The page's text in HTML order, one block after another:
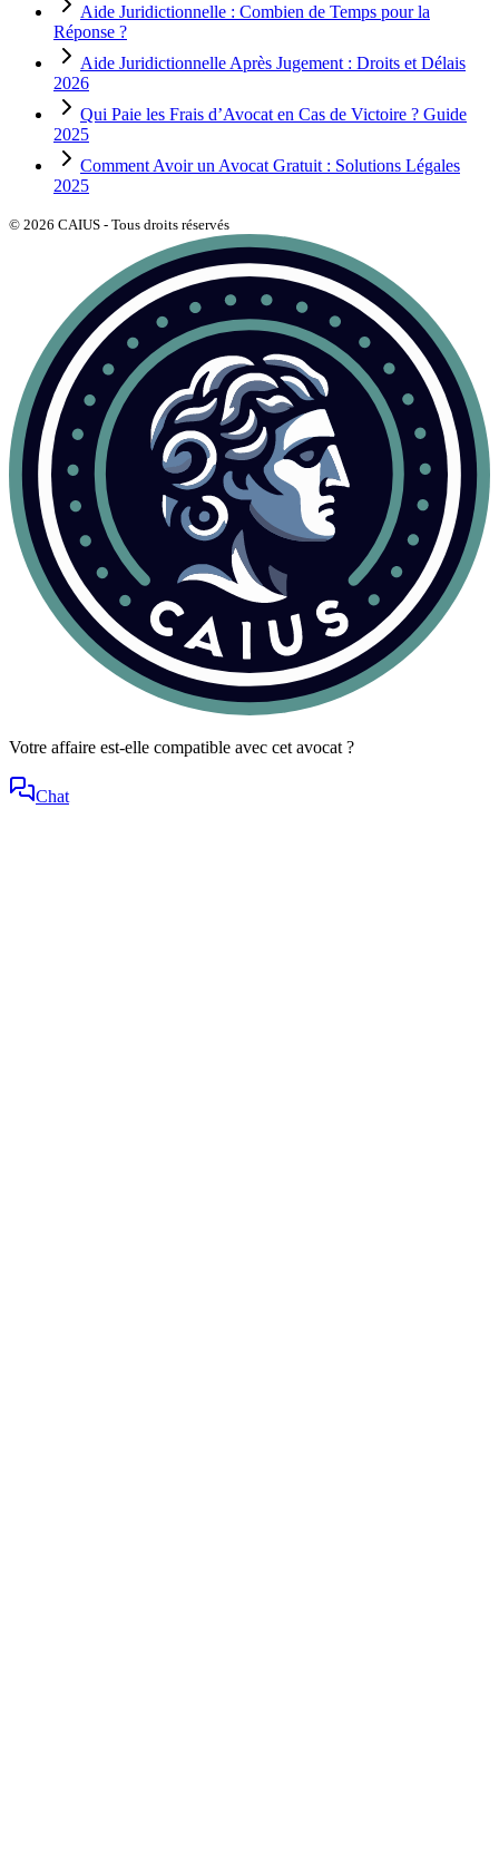
Aide Juridictionnelle : Combien de Temps pour la
Réponse ?
Aide Juridictionnelle Après Jugement : Droits et Délais
2026
Qui Paie les Frais d’Avocat en Cas de Victoire ? Guide
2025
Comment Avoir un Avocat Gratuit : Solutions Légales
2025
© 2026 CAIUS - Tous droits réservés
Votre affaire est-elle compatible avec cet avocat ?
Chat